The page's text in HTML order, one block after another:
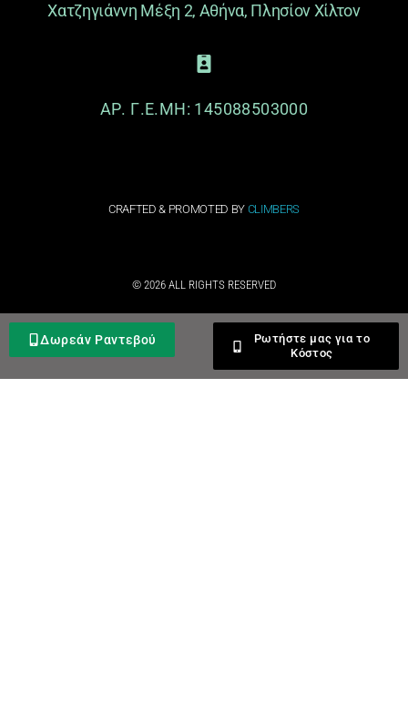
Χατζηγιάννη Μέξη 2, Αθήνα, Πλησίον Χίλτον
ΑΡ. Γ.Ε.ΜΗ: 145088503000
CRAFTED & PROMOTED BY CLIMBERS
© 2026 ALL RIGHTS RESERVED​
Δωρεάν Ραντεβού
Ρωτήστε μας για το
Κόστος